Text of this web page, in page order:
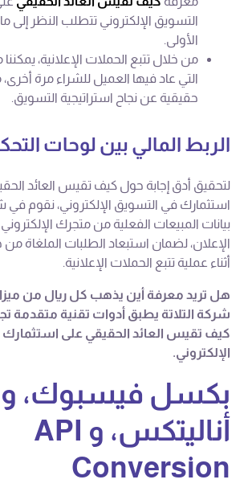
التسويق الإلكتروني تتطلب النظر إلى
الأولى.
من خلال تتبع الحملات الإعلانية،
التي عاد فيها العميل للشراء مرة
حقيقية عن نجاح استراتيجية التسويق.
الربط المالي بين لوحات
لتحقيق أدق إجابة حول كيف تقيس العائد
استثمارك في التسويق الإلكتروني، نقوم في
بيانات المبيعات الفعلية من متجرك
الإعلان، لضمان استبعاد الطلبات الملغاة من
أثناء عملية تتبع الحملات الإعلانية.
هل تريد معرفة أين يذهب كل ريال من
شركة التلاتة يطبق أدوات تقنية متقدمة
كيف تقيس العائد الحقيقي على
الإلكتروني.
بكسل فيسبوك،
أناليتكس، و API
Conversion